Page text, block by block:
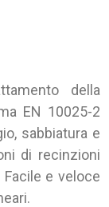
della
EN 10025-2
sabbiatura e
di recinzioni
e veloce